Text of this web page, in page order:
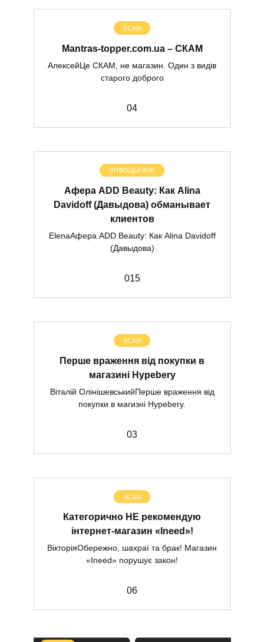
SCAM
Mantras-topper.com.ua – СКАМ
АлексейЦе СКАМ, не магазин. Один з видів
старого доброго
04
ИНФОЦЫГАНЕ
Афера ADD Beauty: Как Alina
Davidoff (Давыдова) обманывает
клиентов
ElenaАфера ADD Beauty: Как Alina Davidoff
(Давыдова)
015
SCAM
Перше враження від покупки в
магазині Hypebery
Віталій ОлінішевськийПерше враження від
покупки в магизні Hypebery.
03
SCAM
Категорично НЕ рекомендую
інтернет-магазин «Ineed»!
ВікторіяОбережно, шахраї та брак! Магазин
«Ineed» порушує закон!
06